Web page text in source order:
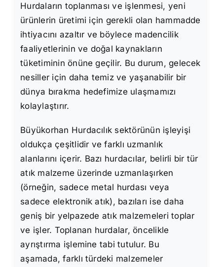
Hurdaların toplanması ve işlenmesi, yeni
ürünlerin üretimi için gerekli olan hammadde
ihtiyacını azaltır ve böylece madencilik
faaliyetlerinin ve doğal kaynakların
tüketiminin önüne geçilir. Bu durum, gelecek
nesiller için daha temiz ve yaşanabilir bir
dünya bırakma hedefimize ulaşmamızı
kolaylaştırır.
Büyükorhan Hurdacılık sektörünün işleyişi
oldukça çeşitlidir ve farklı uzmanlık
alanlarını içerir. Bazı hurdacılar, belirli bir tür
atık malzeme üzerinde uzmanlaşırken
(örneğin, sadece metal hurdası veya
sadece elektronik atık), bazıları ise daha
geniş bir yelpazede atık malzemeleri toplar
ve işler. Toplanan hurdalar, öncelikle
ayrıştırma işlemine tabi tutulur. Bu
aşamada, farklı türdeki malzemeler